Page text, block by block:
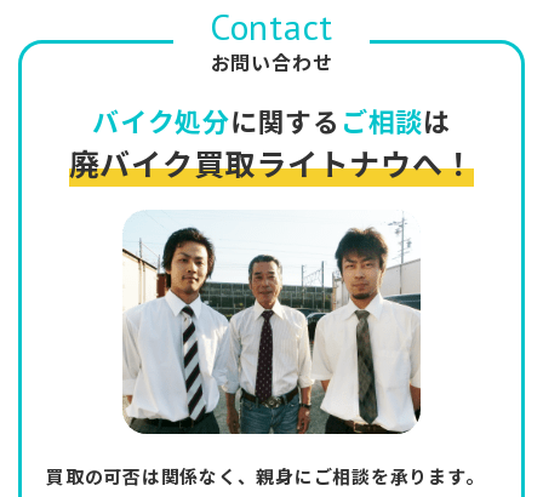
Contact
お問い合わせ
バイク処分に関する ご相談は
廃バイク買取ライトナウへ！
買取の可否は関係なく、親身にご相談を承ります。